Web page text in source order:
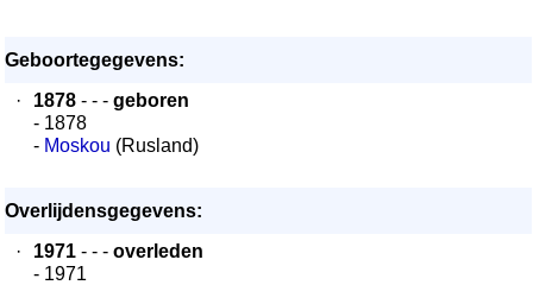
Geboortegegevens:
·
1878 - - - geboren
- 1878
- Moskou (Rusland)
Overlijdensgegevens:
·
1971 - - - overleden
- 1971